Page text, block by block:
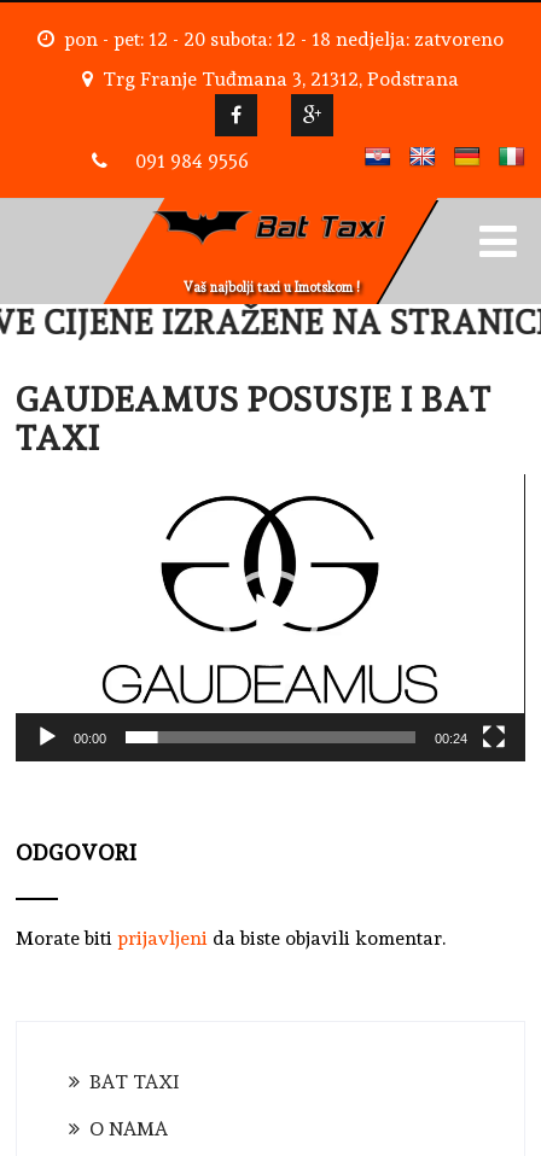
pon - pet: 12 - 20 subota: 12 - 18 nedjelja: zatvoreno
Trg Franje Tuđmana 3, 21312, Podstrana
091 984 9556
Vaš najbolji taxi u Imotskom !
CIJENE IZRAŽENE NA
GAUDEAMUS POSUSJE I BAT
TAXI
00:00 00:24
ODGOVORI
Morate bitiprijavljeni da biste objavili komentar.
BAT TAXI
O NAMA